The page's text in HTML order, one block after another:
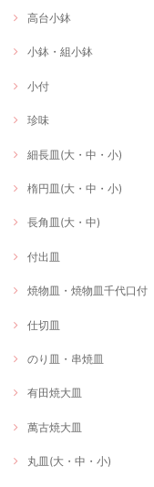
高台小鉢
小鉢・組小鉢
小付
珍味
細長皿(大・中・小)
楕円皿(大・中・小)
長角皿(大・中)
付出皿
焼物皿・焼物皿千代口付
仕切皿
のり皿・串焼皿
有田焼大皿
萬古焼大皿
丸皿(大・中・小)